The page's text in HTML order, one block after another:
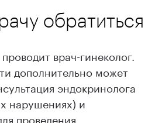
обратиться
врач-гинеколог.
дополнительно может
эндокринолога
нарушениях) и
проведения